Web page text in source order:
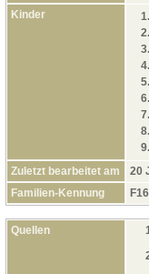
Kinder
1.
2.
3.
4.
5.
6.
7.
8.
9.
Zuletzt bearbeitet am
20
Familien-Kennung
Quellen